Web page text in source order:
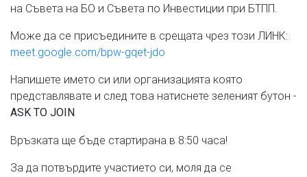
на Съвета на БО и Съвета по Инвестиции при БТПП.
Може да се присъедините в срещата чрез този ЛИНК:
meet.google.com/bpw-gqet-jdo
Напишете името си или организацията която
представлявате и след това натиснете зеленият бутон -
ASK TO JOIN
Връзката ще бъде стартирана в 8:50 часа!
За да потвърдите участието си, моля да се